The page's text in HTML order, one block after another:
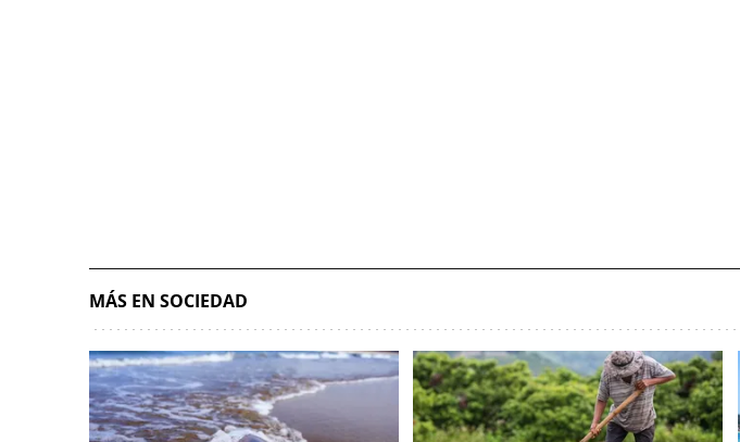
MÁS EN SOCIEDAD